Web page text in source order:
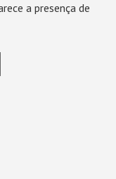
a presença de